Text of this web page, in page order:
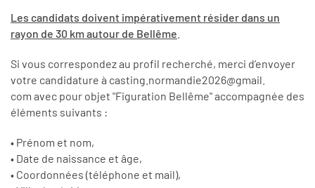
Les candidats doivent impérativement résider dans un
rayon de 30 km autour de Bellême
Si vous correspondez au profil recherché, merci d’envoyer
votre candidature à casting.normandie2026@gmail.
com avec pour objet "Figuration Bellême" accompagnée des
éléments suivants :
• Prénom et nom,
• Date de naissance et âge,
• Coordonnées (téléphone et mail),